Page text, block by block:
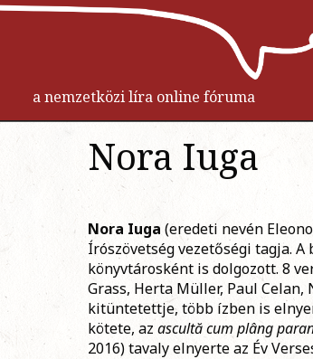
a nemzetközi líra online fóruma
Nora Iuga
Nora Iuga (eredeti nevén
Írószövetség vezetőségi tagja. A
könyvtárosként is dolgozott. 8
Grass, Herta Müller, Paul
kitüntetettje, több ízben is
kötete, az ascultă cum plâng
2016) tavaly elnyerte az Év